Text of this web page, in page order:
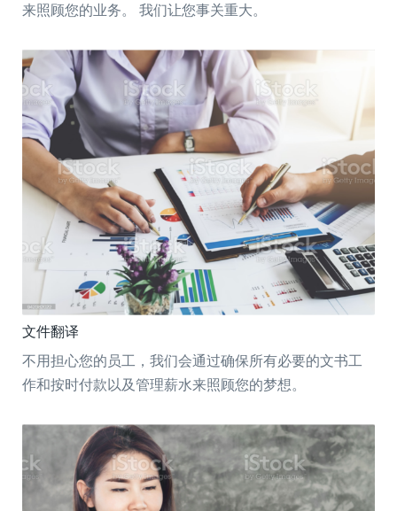
来照顾您的业务。 我们让您事关重大。
文件翻译
不用担心您的员工，我们会通过确保所有必要的文书工
作和按时付款以及管理薪水来照顾您的梦想。